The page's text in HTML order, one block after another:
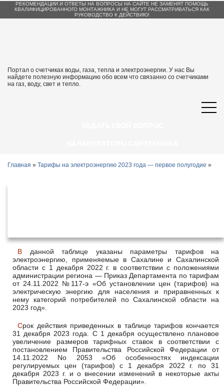
РЕКОМЕНДАЦИИ И ОТВЕТЫ НА ВОПРОСЫ НА САЙТЕ НЕ ЗАМЕНЯТ ПОМОЩЬ
КВАЛИФИЦИРОВАННОГО МОНТАЖНИКА И НЕ МОГУТ РАССМАТРИВАТЬСЯ КАК
РУКОВОДСТВО К ДЕЙСТВИЮ!
Портал о счетчиках воды, газа, тепла и электроэнергии. У нас Вы
найдете полезную информацию обо всем что связанно со счетчиками
на газ, воду, свет и тепло.
Главная » Тарифы на электроэнергию 2023 года — первое полугодие »
В данной таблице указаны параметры тарифов на
электроэнергию, применяемые в Сахалине и Сахалинской
области с 1 декабря 2022 г. в соответствии с положениями
администрации региона — Приказ Департамента по тарифам
от 24.11.2022 №117-э «Об установлении цен (тарифов) на
электрическую энергию для населения и приравненных к
нему категорий потребителей по Сахалинской области на
2023 год».
Срок действия приведенных в таблице тарифов кончается
31 декабря 2023 года. С 1 декабря осуществлено плановое
увеличение размеров тарифных ставок в соответствии с
постановлением Правительства Российской Федерации от
14.11.2022 No 2053 «Об особенностях индексации
регулируемых цен (тарифов) с 1 декабря 2022 г. по 31
декабря 2023 г. и о внесении изменений в некоторые акты
Правительства Российской Федерации».